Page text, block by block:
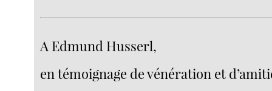
A Edmund Husserl,
en témoignage de vénération et